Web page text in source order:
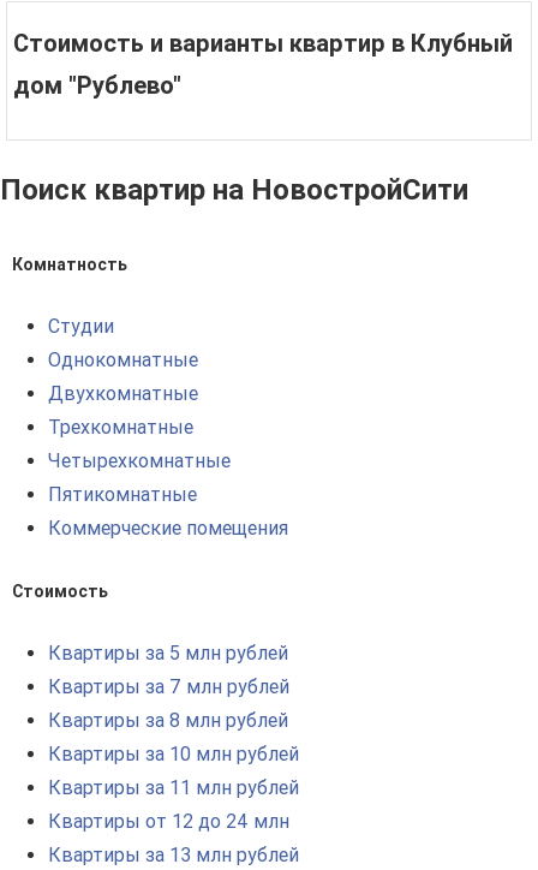
Стоимость и варианты квартир в Клубный
дом "Рублево"
Поиск квартир на НовостройСити
Комнатность
Студии
Однокомнатные
Двухкомнатные
Трехкомнатные
Четырехкомнатные
Пятикомнатные
Коммерческие помещения
Стоимость
Квартиры за 5 млн рублей
Квартиры за 7 млн рублей
Квартиры за 8 млн рублей
Квартиры за 10 млн рублей
Квартиры за 11 млн рублей
Квартиры от 12 до 24 млн
Квартиры за 13 млн рублей